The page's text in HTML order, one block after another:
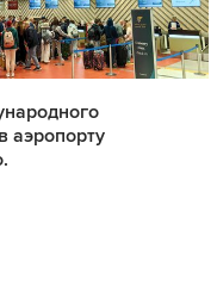
аэропорту